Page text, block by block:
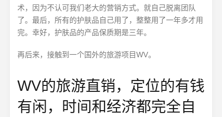
术，因为不认可我们老大的营销方式。就自己脱离团队
了。最后，所有的护肤品自己用了，整整用了一年多才用
完。幸好，护肤品的产品保质期是三年。
再后来，接触到一个国外的旅游项目WV。
WV的旅游直销，定位的有钱
有闲，时间和经济都完全自